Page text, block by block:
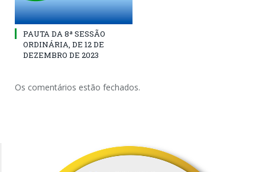
PAUTA DA 8ª SESSÃO
ORDINÁRIA, DE 12 DE
DEZEMBRO DE 2023
Os comentários estão fechados.